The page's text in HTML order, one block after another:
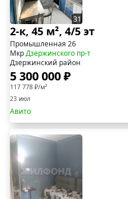
31
2-к, 45 м², 4/5 эт
Промышленная 26
МкрДзержинского пр-т
Дзержинский район
5 300 000 ₽
117 778 ₽/м²
23 июл
Авито